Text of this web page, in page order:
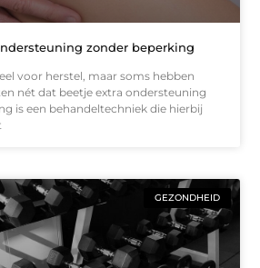
zonder beperking
voor herstel, maar soms hebben
nét dat beetje extra ondersteuning
is een behandeltechniek die hierbij
GEZONDHEID